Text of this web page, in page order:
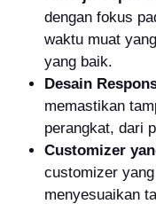
dengan fokus
waktu muat
yang baik.
Desain
memastikan
perangkat, dari
Customizer
customizer
menyesuaikan